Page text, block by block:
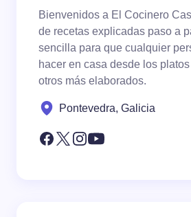
Bienvenidos a El Cocinero
de recetas explicadas paso a
sencilla para que cualquier
hacer en casa desde los
otros más elaborados.
Pontevedra, Galicia